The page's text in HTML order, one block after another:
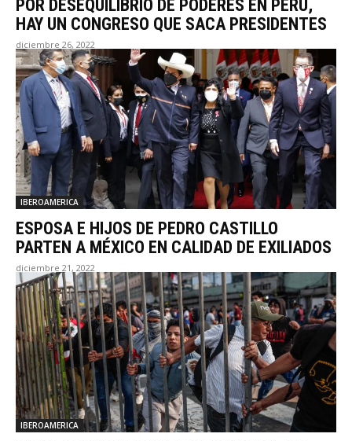
POR DESEQUILIBRIO DE PODERES EN PERÚ,
HAY UN CONGRESO QUE SACA PRESIDENTES
diciembre 26, 2022
IBEROAMERICA
ESPOSA E HIJOS DE PEDRO CASTILLO
PARTEN A MÉXICO EN CALIDAD DE EXILIADOS
diciembre 21, 2022
IBEROAMERICA